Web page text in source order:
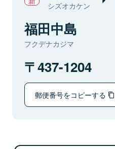
シズオカケン
福田中島
フクデナカジマ
437-1204
郵便番号をコピーする